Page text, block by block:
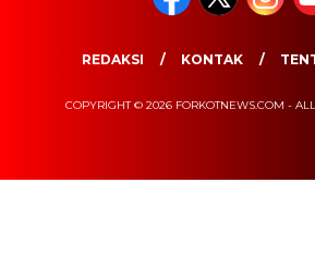
REDAKSI KONTAK
COPYRIGHT © 2026 FORKOTNEWS.COM -